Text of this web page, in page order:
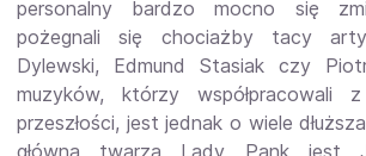
personalny bardzo mocno się
pożegnali się chociażby tacy
Dylewski, Edmund Stasiak czy
muzyków, którzy
przeszłości, jest jednak o wiele
główną twarzą Lady Pank jest